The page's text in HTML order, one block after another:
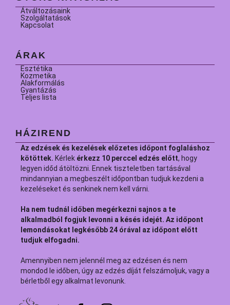
Átváltozásaink
Szolgáltatások
Kapcsolat
ÁRAK
Esztétika
Kozmetika
Alakformálás
Gyantázás
Teljes lista
HÁZIREND
Az edzések és kezelések előzetes időpont foglaláshoz
kötöttek. Kérlek érkezz 10 perccel edzés előtt, hogy
legyen időd átöltözni. Ennek tiszteletben tartásával
mindannyian a megbeszélt időpontban tudjuk kezdeni a
kezeléseket és senkinek nem kell várni.
Ha nem tudnál időben megérkezni sajnos a te
alkalmadból fogjuk levonni a késés idejét. Az időpont
lemondásokat legkésőbb 24 órával az időpont előtt
tudjuk elfogadni.​
Amennyiben nem jelennél meg az edzésen és nem
mondod le időben, úgy az edzés díját felszámoljuk, vagy a
bérletből egy alkalmat levonunk.